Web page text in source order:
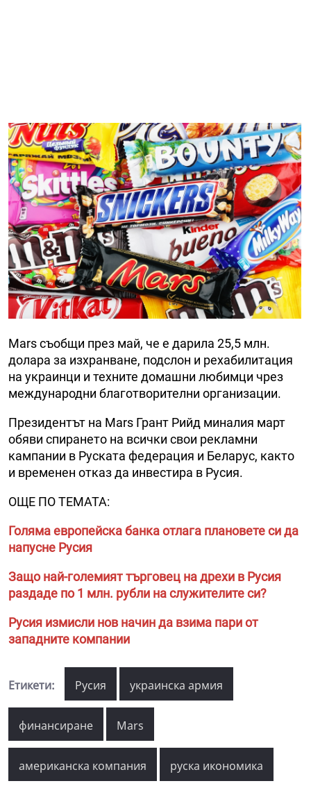
Mars съобщи през май, че е дарила 25,5 млн.
долара за изхранване, подслон и рехабилитация
на украинци и техните домашни любимци чрез
международни благотворителни организации.
Президентът на Mars Грант Рийд миналия март
обяви спирането на всички свои рекламни
кампании в Руската федерация и Беларус, както
и временен отказ да инвестира в Русия.
ОЩЕ ПО ТЕМАТА:
Голяма европейска банка отлага плановете си да
напусне Русия
Защо най-големият търговец на дрехи в Русия
раздаде по 1 млн. рубли на служителите си?
Русия измисли нов начин да взима пари от
западните компании
Етикети: Русия украинска армия
финансиране Mars
американска компания руска икономика